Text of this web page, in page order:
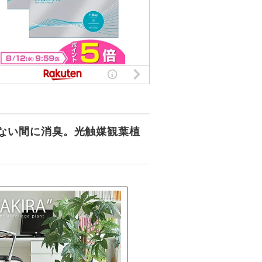
い間に消臭。光触媒観葉植